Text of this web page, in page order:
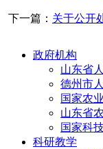
下一篇： 关于公开
政府机构
山东省
德州市
国家农
山东省
国家科
科研教学